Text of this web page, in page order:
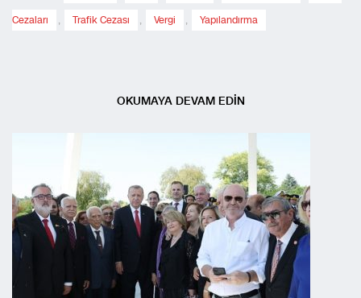
Cezaları , Trafik Cezası , Vergi , Yapılandırma
OKUMAYA DEVAM EDİN